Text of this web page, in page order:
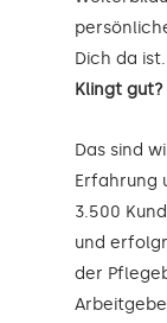
Dich da ist.
Klingt gut?
Das sind
Erfahrung
3.500
und
der